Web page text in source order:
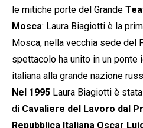
le mitiche porte del Grande
Mosca: Laura Biagiotti è la
Mosca, nella vecchia sede del
spettacolo ha unito in un ponte
italiana alla grande nazione
Nel 1995 Laura Biagiotti è
di Cavaliere del Lavoro dal
Repubblica Italiana Oscar